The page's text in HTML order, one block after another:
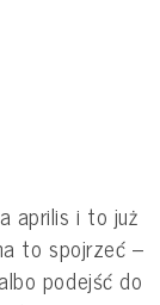
aprilis i to już
to spojrzeć –
podejść do